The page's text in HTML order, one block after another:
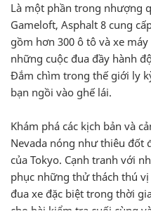
Là một phần trong nhượng
Gameloft, Asphalt 8 cung
gồm hơn 300 ô tô và xe
những cuộc đua đầy hành
Đắm chìm trong thế giới ly
bạn ngồi vào ghế lái.
Khám phá các kịch bản và
Nevada nóng như thiêu đốt
của Tokyo. Cạnh tranh với
phục những thử thách thú
đua xe đặc biệt trong thời
cho bài kiểm tra cuối cùng